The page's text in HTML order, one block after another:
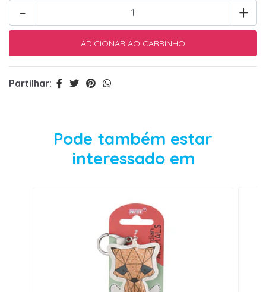
+
-
Partilhar:
Pode também estar
interessado em